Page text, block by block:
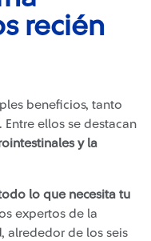
recién
beneficios, tanto
ellos se destacan
y la
lo que necesita tu
expertos de la
alrededor de los seis